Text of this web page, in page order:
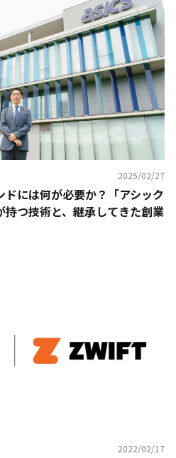
2025/02/27
には何が必要か？「アシック
つ技術と、継承してきた創業
2022/02/17